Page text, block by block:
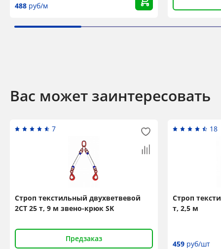
488 руб/м
Вас может заинтересовать
7
Строп текстильный двухветвевой
2СТ 25 т, 9 м звено-крюк SK
Предзаказ
18
Строп
т, 2,5 м
459 руб/шт